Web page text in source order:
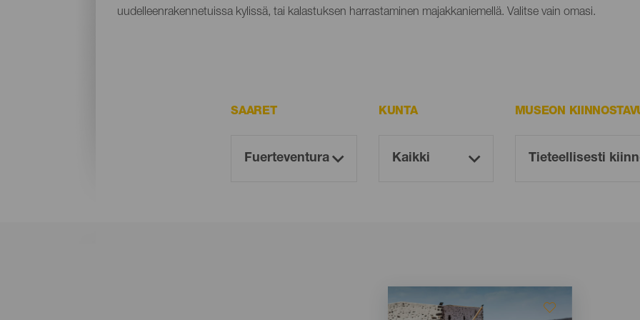
uudelleenrakennetuissa kylissä, tai kalastuksen harrastaminen majakkaniemellä. Valitse vain omasi.
SAARET KUNTA MUSEON
Listado